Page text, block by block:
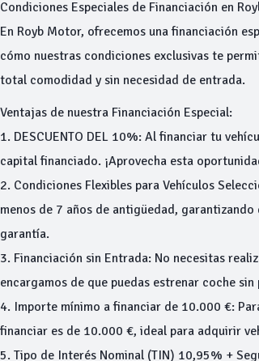
Condiciones Especiales de Financiación en
En Royb Motor, ofrecemos una financiación
cómo nuestras condiciones exclusivas te
total comodidad y sin necesidad de entrada.
Ventajas de nuestra Financiación Especial:
1. DESCUENTO DEL 10%: Al financiar tu
capital financiado. ¡Aprovecha esta
2. Condiciones Flexibles para Vehículos
menos de 7 años de antigüedad,
garantía.
3. Financiación sin Entrada: No necesitas
encargamos de que puedas estrenar coche
4. Importe mínimo a financiar de 10.000 €:
financiar es de 10.000 €, ideal para adquirir
5. Tipo de Interés Nominal (TIN) 10,95% +